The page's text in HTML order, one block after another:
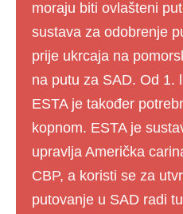
moraju biti ovlašteni
sustava za odobrenje
prije ukrcaja na
na putu za SAD. Od 1.
ESTA je također
kopnom. ESTA je
upravlja Američka
CBP, a koristi se za
putovanje u SAD radi